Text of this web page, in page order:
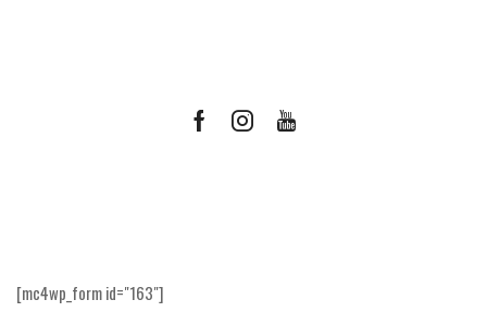
FacebookInstagramYoutube
[mc4wp_form id="163"]